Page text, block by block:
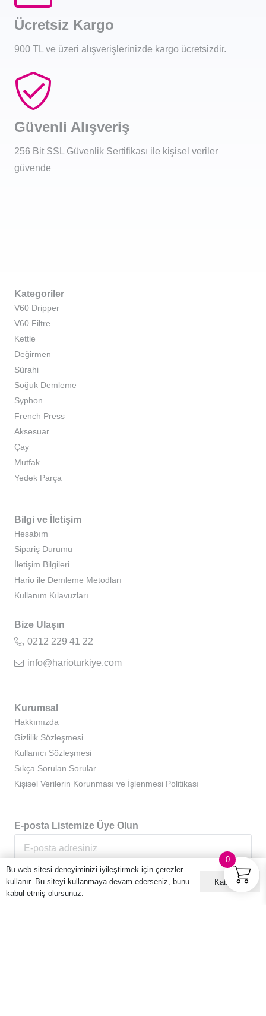
Ücretsiz Kargo
900 TL ve üzeri alışverişlerinizde kargo ücretsizdir.
Güvenli Alışveriş
256 Bit SSL Güvenlik Sertifikası ile kişisel veriler
güvende
Kategoriler
V60 Dripper
V60 Filtre
Kettle
Değirmen
Sürahi
Soğuk Demleme
Syphon
French Press
Aksesuar
Çay
Mutfak
Yedek Parça
Bilgi ve İletişim
Hesabım
Sipariş Durumu
İletişim Bilgileri
Hario ile Demleme Metodları
Kullanım Kılavuzları
Bize Ulaşın
0212 229 41 22
info@harioturkiye.com
Kurumsal
Hakkımızda
Gizlilik Sözleşmesi
Kullanıcı Sözleşmesi
Sıkça Sorulan Sorular
Kişisel Verilerin Korunması ve İşlenmesi Politikası
E-posta Listemize Üye Olun
0
Bu web sitesi deneyiminizi iyileştirmek için çerezler
kullanır. Bu siteyi kullanmaya devam ederseniz, bunu
kabul etmiş olursunuz.
Kabul ET